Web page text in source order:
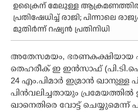
ഉക്രൈന് മേലുള്ള
പ്രതിഷേധിച്ച് രാജി; പിന്നാലെ
മുതിര്‍ന്ന് റഷ്യന്‍ പ്രതിനിധി
അതേസമയം, ഭരണകക്ഷിയായ
തെഹരീക് ഇ ഇന്‍സാഫ് (പി.ടി.ഐ)
24 എം.പിമാര്‍ ഇമ്രാന്‍ ഖാനുള്ള
പിന്‍വലിച്ചതായും പ്രമേയത്തില്‍
ഖാനെതിരെ വോട്ട് ചെയ്യുമെന്ന്